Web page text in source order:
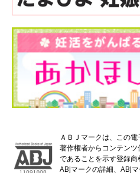
ＡＢＪマークは、この電
著作権者からコンテン
であることを示す登録商
ABJマークの詳細、ABJ